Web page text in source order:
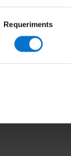
Requeriments